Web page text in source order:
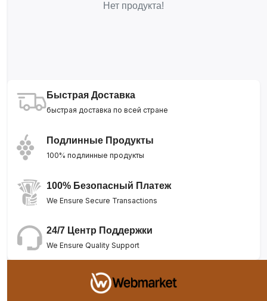
Нет продукта!
Быстрая Доставка
быстрая доставка по всей стране
Подлинные Продукты
100% подлинные продукты
100% Безопасный Платеж
We Ensure Secure Transactions
24/7 Центр Поддержки
We Ensure Quality Support